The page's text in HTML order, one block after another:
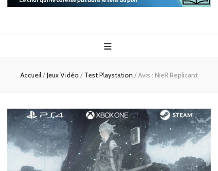
Raoul le
blog
Accueil/Jeux Vidéo / Test Playstation /Avis : NieR Replicant